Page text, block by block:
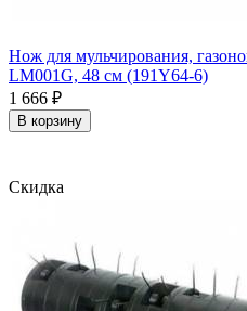
Нож для мульчирования,
LM001G, 48 см (191Y64-6)
1 666 ₽
В корзину
Скидка